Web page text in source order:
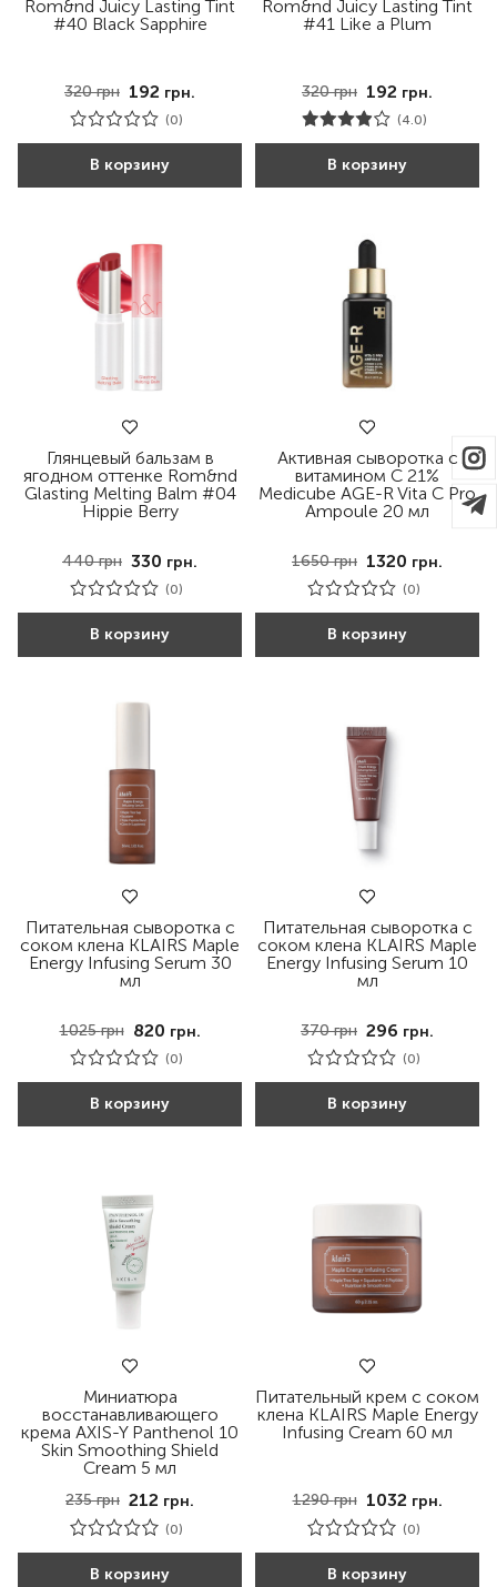
Rom&nd Juicy Lasting Tint
#40 Black Sapphire
320грн 192 грн.
(0)
В корзину
Rom&nd Juicy Lasting Tint
#41 Like a Plum
320грн 192 грн.
(4.0)
В корзину
Глянцевый бальзам в
ягодном оттенке Rom&nd
Glasting Melting Balm #04
Hippie Berry
440грн 330 грн.
(0)
В корзину
Активная сыворотка с
витамином С 21%
Medicube AGE-R Vita C Pro
Ampoule 20 мл
1650грн 1320 грн.
(0)
В корзину
Питательная сыворотка с
соком клена KLAIRS Maple
Energy Infusing Serum 30
мл
1025грн 820 грн.
(0)
В корзину
Питательная сыворотка с
соком клена KLAIRS Maple
Energy Infusing Serum 10
мл
370грн 296 грн.
(0)
В корзину
Миниатюра
восстанавливающего
крема AXIS-Y Panthenol 10
Skin Smoothing Shield
Cream 5 мл
235грн 212 грн.
(0)
В корзину
Питательный крем с соком
клена KLAIRS Maple Energy
Infusing Cream 60 мл
1290грн 1032 грн.
(0)
В корзину